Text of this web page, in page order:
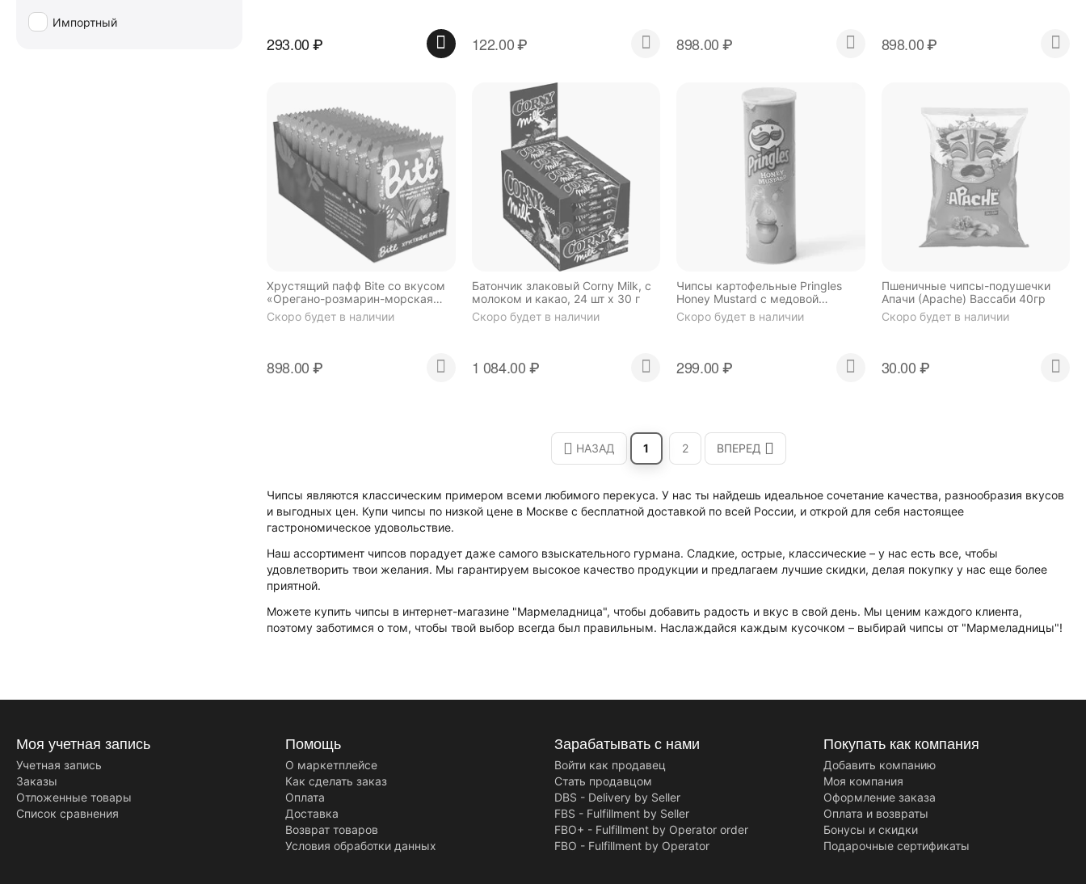
Чипсы являются классическим примером всеми любимого перекуса. У нас ты найдешь идеальное сочетание качества, разнообразия вкусов
и выгодных цен. Купи чипсы по низкой цене в Москве с бесплатной доставкой по всей России, и открой для себя настоящее
гастрономическое удовольствие.
Наш ассортимент чипсов порадует даже самого взыскательного гурмана. Сладкие, острые, классические – у нас есть все, чтобы
удовлетворить твои желания. Мы гарантируем высокое качество продукции и предлагаем лучшие скидки, делая покупку у нас еще более
приятной.
Можете купить чипсы в интернет-магазине "Мармеладница", чтобы добавить радость и вкус в свой день. Мы ценим каждого клиента,
поэтому заботимся о том, чтобы твой выбор всегда был правильным. Наслаждайся каждым кусочком – выбирай чипсы от "Мармеладницы"!
293.00₽ 122.00₽ 898.00₽ 898.00₽
Хрустящий пафф Bite со вкусом
«Орегано-розмарин-морская
соль», 30гр, 12шт
Скоро будет в наличии
898.00₽
Батончик злаковый Corny Milk, с
молоком и какао, 24 шт х 30 г
Скоро будет в наличии
1 084.00₽
Чипсы картофельные Pringles
Honey Mustard с медовой
горчицей 158 г
Скоро будет в наличии
299.00₽
Пшеничные чипсы-подушечки
Апачи (Apache) Вассаби 40гр
Скоро будет в наличии
30.00₽
НАЗАД 1 2 ВПЕРЕД
Импортный
Моя учетная запись
Учетная запись
Заказы
Отложенные товары
Список сравнения
Помощь
О маркетплейсе
Как сделать заказ
Оплата
Доставка
Возврат товаров
Условия обработки данных
Зарабатывать с нами
Войти как продавец
Стать продавцом
DBS - Delivery by Seller
FBS - Fulfillment by Seller
FBO+ - Fulfillment by Operator order
FBO - Fulfillment by Operator
Покупать как компания
Добавить компанию
Моя компания
Оформление заказа
Оплата и возвраты
Бонусы и скидки
Подарочные сертификаты